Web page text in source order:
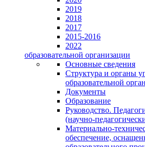
2019
2018
2017
2015-2016
2022
образовательной организации
Основные сведения
Структура и органы
образовательной
Документы
Образование
Руководство.
(научно-
Материально-
обеспечение,